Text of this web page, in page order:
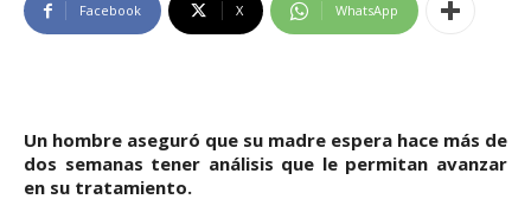
Facebook X WhatsApp
Un hombre aseguró que su madre espera hace más de
dos semanas tener análisis que le permitan avanzar
en su tratamiento.